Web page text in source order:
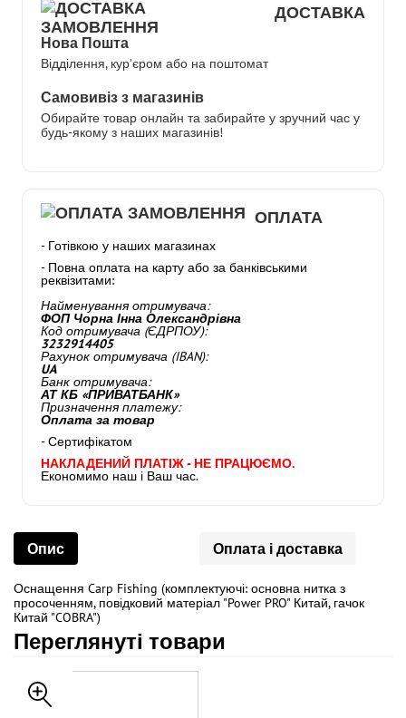
ДОСТАВКА
Нова Пошта
Відділення, кур’єром або на поштомат
Самовивіз з магазинів
Обирайте товар онлайн та забирайте у зручний час у
будь-якому з наших магазинів!
ОПЛАТА
- Готівкою у наших магазинах
- Повна оплата на карту або за банківськими
реквізитами:
Найменування отримувача:
ФОП Чорна Інна Олександрівна
Код отримувача (ЄДРПОУ):
3232914405
Рахунок отримувача (IBAN):
UA
Банк отримувача:
АТ КБ «ПРИВАТБАНК»
Призначення платежу:
Оплата за товар
- Сертифікатом
НАКЛАДЕНИЙ ПЛАТІЖ - НЕ ПРАЦЮЄМО.
Економимо наш і Ваш час.
Опис Оплата і доставка
Оснащення Carp Fishing (комплектуючі: основна нитка з
просоченням, повідковий матеріал "Power PRO" Китай, гачок
Китай "COBRA")
Переглянуті товари